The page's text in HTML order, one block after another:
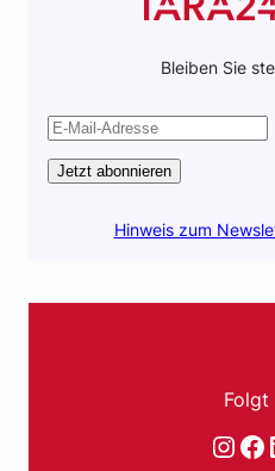
Bleiben Sie
Jetzt abonnieren
Hinweis zum
Folgt